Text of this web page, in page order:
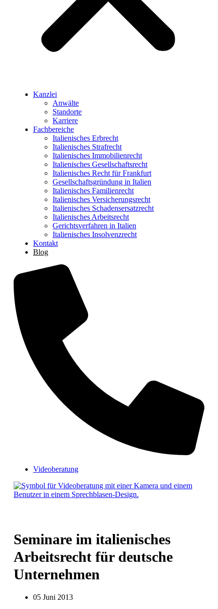
Kanzlei
Anwälte
Standorte
Karriere
Fachbereiche
Italienisches Erbrecht
Italienisches Strafrecht
Italienisches Immobilienrecht
Italienisches Gesellschaftsrecht
Italienisches Recht für Frankfurt
Gesellschaftsgründung in Italien
Italienisches Familienrecht
Italienisches Versicherungsrecht
Italienisches Schadensersatzrecht
Italienisches Arbeitsrecht
Gerichtsverfahren in Italien
Italienisches Insolvenzrecht
Kontakt
Blog
Videoberatung
Seminare im italienisches
Arbeitsrecht für deutsche
Unternehmen
05 Juni 2013